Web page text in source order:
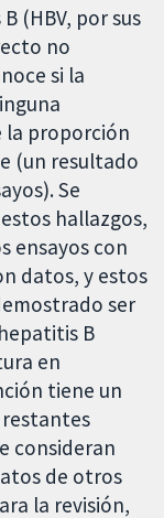
(HBV, por sus
no
si la
la proporción
(un resultado
Se
hallazgos,
ensayos con
datos, y estos
ser
B
en
tiene un
consideran
de otros
la revisión,